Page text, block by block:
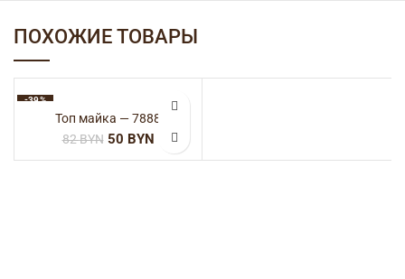
ПОХОЖИЕ ТОВАРЫ
-39%
Топ майка — 7888
82BYN 50 BYN